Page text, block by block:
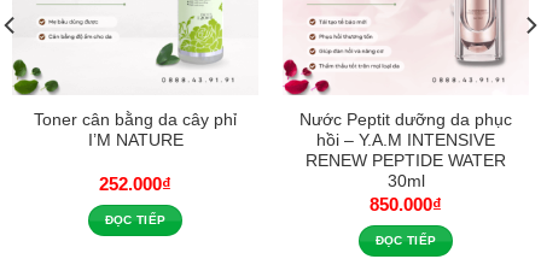
Toner cân bằng da cây phỉ
I’M NATURE
252.000₫
ĐỌC TIẾP
Nước Peptit dưỡng da phục
hồi – Y.A.M INTENSIVE
RENEW PEPTIDE WATER
30ml
850.000₫
ĐỌC TIẾP